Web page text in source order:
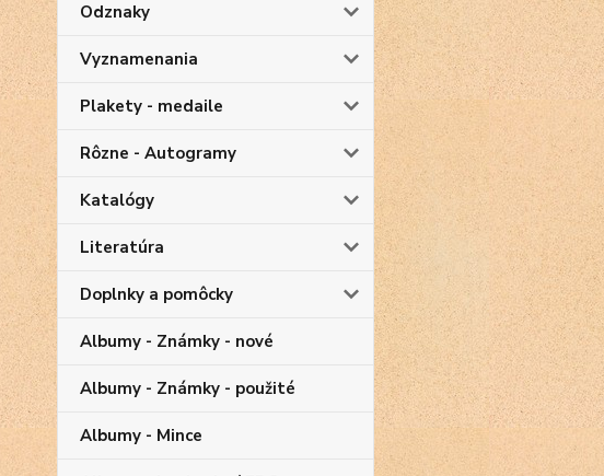
Odznaky
Vyznamenania
Plakety - medaile
Rôzne - Autogramy
Katalógy
Literatúra
Doplnky a pomôcky
Albumy - Známky - nové
Albumy - Známky - použité
Albumy - Mince